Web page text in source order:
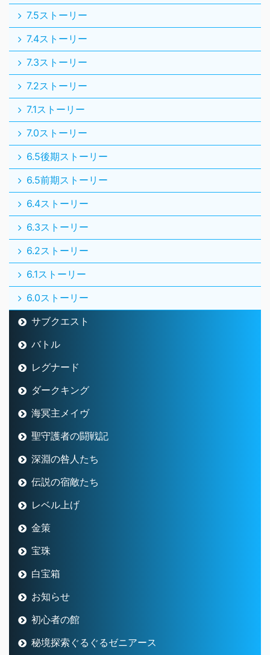
7.5ストーリー
7.4ストーリー
7.3ストーリー
7.2ストーリー
7.1ストーリー
7.0ストーリー
6.5後期ストーリー
6.5前期ストーリー
6.4ストーリー
6.3ストーリー
6.2ストーリー
6.1ストーリー
6.0ストーリー
サブクエスト
バトル
レグナード
ダークキング
海冥主メイヴ
聖守護者の闘戦記
深淵の咎人たち
伝説の宿敵たち
レベル上げ
金策
宝珠
白宝箱
お知らせ
初心者の館
秘境探索ぐるぐるゼニアース